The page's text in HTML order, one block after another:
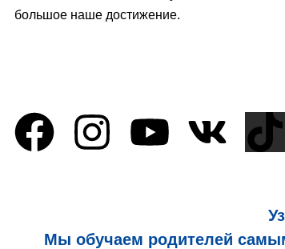
большое наше достижение.
Мы обучаем родителей